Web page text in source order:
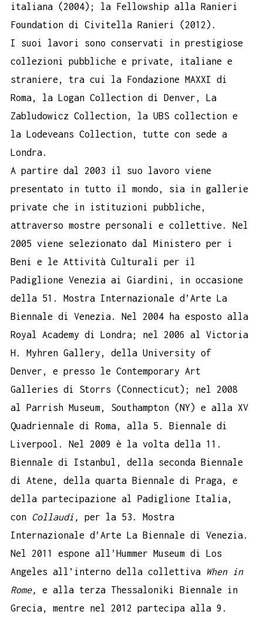
italiana (2004); la Fellowship alla Ranieri
Foundation di Civitella Ranieri (2012).
I suoi lavori sono conservati in prestigiose
collezioni pubbliche e private, italiane e
straniere, tra cui la Fondazione MAXXI di
Roma, la Logan Collection di Denver, La
Zabludowicz Collection, la UBS collection e
la Lodeveans Collection, tutte con sede a
Londra.
A partire dal 2003 il suo lavoro viene
presentato in tutto il mondo, sia in gallerie
private che in istituzioni pubbliche,
attraverso mostre personali e collettive. Nel
2005 viene selezionato dal Ministero per i
Beni e le Attività Culturali per il
Padiglione Venezia ai Giardini, in occasione
della 51. Mostra Internazionale d’Arte La
Biennale di Venezia. Nel 2004 ha esposto alla
Royal Academy di Londra; nel 2006 al Victoria
H. Myhren Gallery, della University of
Denver, e presso le Contemporary Art
Galleries di Storrs (Connecticut); nel 2008
al Parrish Museum, Southampton (NY) e alla XV
Quadriennale di Roma, alla 5. Biennale di
Liverpool. Nel 2009 è la volta della 11.
Biennale di Istanbul, della seconda Biennale
di Atene, della quarta Biennale di Praga, e
della partecipazione al Padiglione Italia,
con Collaudi, per la 53. Mostra
Internazionale d’Arte La Biennale di Venezia.
Nel 2011 espone all’Hummer Museum di Los
Angeles all’interno della collettiva
When in
Rome, e alla terza Thessaloniki Biennale in
Grecia, mentre nel 2012 partecipa alla 9.